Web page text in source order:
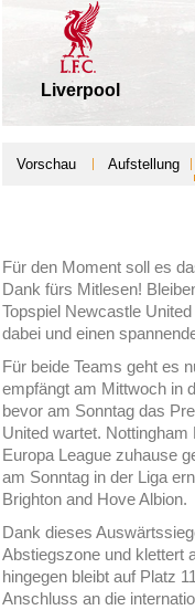
Liverpool
Vorschau Aufstellung
Für den Moment soll es
Dank fürs Mitlesen!
Topspiel Newcastle
dabei und einen
Für beide Teams geht es
empfängt am Mittwoch in
bevor am Sonntag das
United wartet.
Europa League zuhause
am Sonntag in der Liga
Brighton and Hove Albion.
Dank dieses
Abstiegszone und klettert
hingegen bleibt auf Platz
Anschluss an die